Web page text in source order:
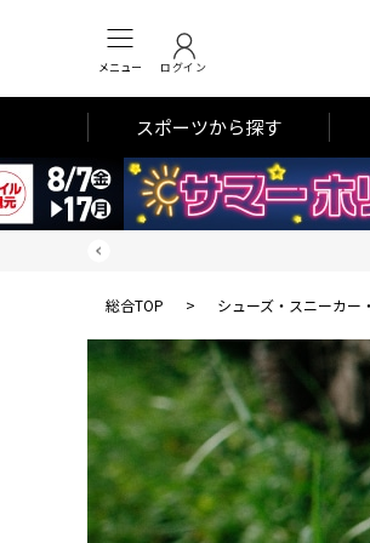
メニュー ログイン
スポーツから探す
総合TOP > シューズ・スニーカー